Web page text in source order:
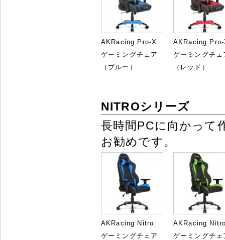
AKRacing Pro-X
ゲーミングチェア
（ブルー）
AKRacing
ゲーミングチェ
（レッド）
NITROシリーズ
長時間PCに向かって
お勧めです。
AKRacing Nitro
ゲーミングチェア
AKRacing
ゲーミングチェ